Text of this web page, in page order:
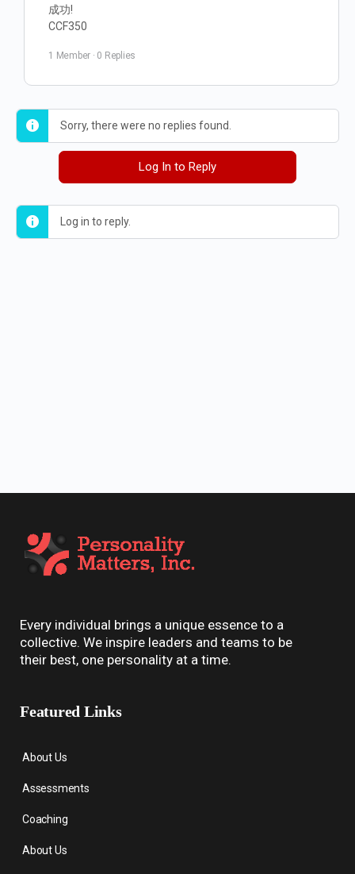
成功!
CCF350
1 Member · 0 Replies
Sorry, there were no replies found.
Log In to Reply
Log in to reply.
Every individual brings a unique essence to a
collective. We inspire leaders and teams to be
their best, one personality at a time.
Featured Links
About Us
Assessments
Coaching
About Us